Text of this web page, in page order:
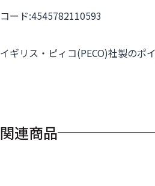
コード:4545782110593
イギリス・ピィコ(PECO)社製のポ
関連商品